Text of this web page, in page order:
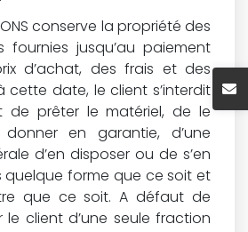
conserve la propriété des
fournies jusqu’au paiement
d’achat, des frais et des
cette date, le client s’interdit
de prêter le matériel, de le
en garantie, d’une
d’en disposer ou de s’en
quelque forme que ce soit et
que ce soit. A défaut de
client d’une seule fraction